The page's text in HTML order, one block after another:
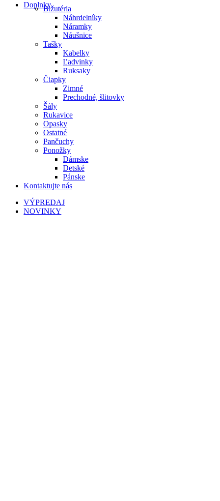
DoplnkyBižutéria
Náhrdelníky
Náramky
Náušnice
Tašky
Kabelky
Ľadvinky
Ruksaky
Čiapky
Zimné
Prechodné, šlitovky
Šály
Rukavice
Opasky
Ostatné
Pančuchy
Ponožky
Dámske
Detské
Pánske
Kontaktujte nás
VÝPREDAJ
NOVINKY